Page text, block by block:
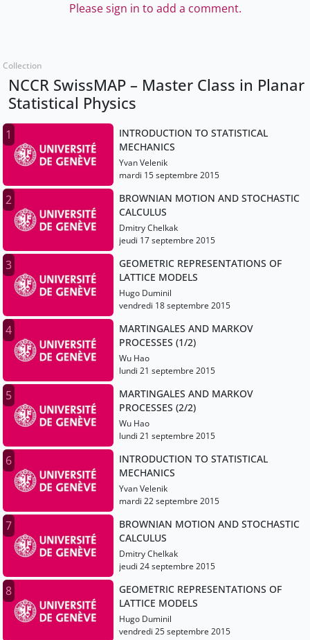
Please sign in to add a comment.
Collection
NCCR SwissMAP – Master Class in Planar
Statistical Physics
1
INTRODUCTION TO STATISTICAL
MECHANICS
Yvan Velenik
mardi 15 septembre 2015
2
BROWNIAN MOTION AND STOCHASTIC
CALCULUS
Dmitry Chelkak
jeudi 17 septembre 2015
3
GEOMETRIC REPRESENTATIONS OF
LATTICE MODELS
Hugo Duminil
vendredi 18 septembre 2015
4
MARTINGALES AND MARKOV
PROCESSES (1/2)
Wu Hao
lundi 21 septembre 2015
5
MARTINGALES AND MARKOV
PROCESSES (2/2)
Wu Hao
lundi 21 septembre 2015
6
INTRODUCTION TO STATISTICAL
MECHANICS
Yvan Velenik
mardi 22 septembre 2015
7
BROWNIAN MOTION AND STOCHASTIC
CALCULUS
Dmitry Chelkak
jeudi 24 septembre 2015
8
GEOMETRIC REPRESENTATIONS OF
LATTICE MODELS
Hugo Duminil
vendredi 25 septembre 2015